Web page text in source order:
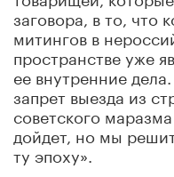
заговора, в то, что
митингов в
пространстве уже
ее внутренние
запрет выезда из
советского
дойдет, но мы
ту эпоху».